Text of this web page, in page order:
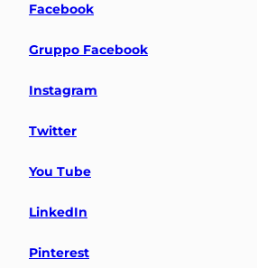
Facebook
Gruppo Facebook
Instagram
Twitter
You Tube
LinkedIn
Pinterest